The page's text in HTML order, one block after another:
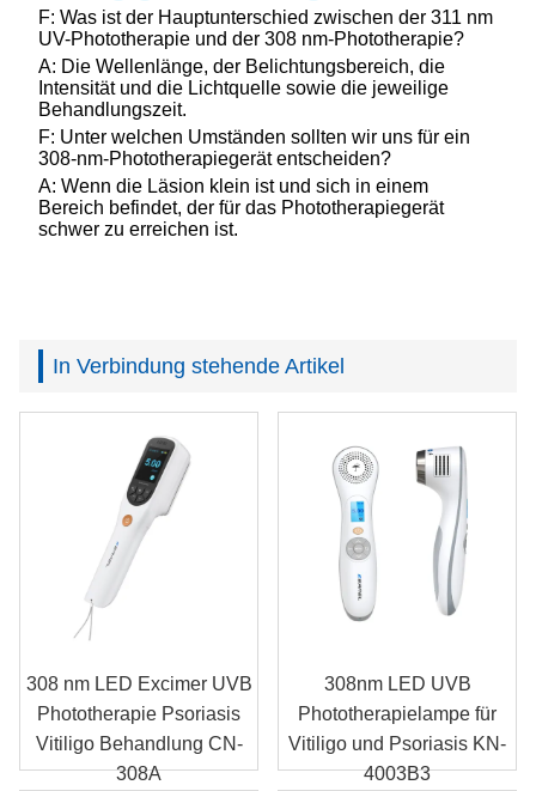
F: Was ist der Hauptunterschied zwischen der 311 nm
UV-Phototherapie und der 308 nm-Phototherapie?
A: Die Wellenlänge, der Belichtungsbereich, die
Intensität und die Lichtquelle sowie die jeweilige
Behandlungszeit.
F: Unter welchen Umständen sollten wir uns für ein
308-nm-Phototherapiegerät entscheiden?
A: Wenn die Läsion klein ist und sich in einem
Bereich befindet, der für das Phototherapiegerät
schwer zu erreichen ist.
In Verbindung stehende Artikel
308 nm LED Excimer UVB
Phototherapie Psoriasis
Vitiligo Behandlung CN-
308A
308nm LED UVB
Phototherapielampe für
Vitiligo und Psoriasis KN-
4003B3